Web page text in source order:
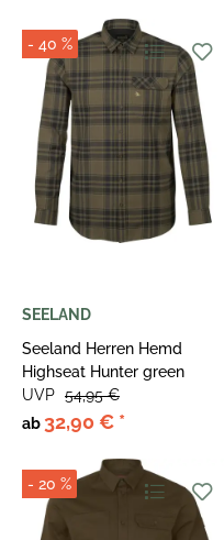
- 40 %
SEELAND
Seeland Herren Hemd
Highseat Hunter green
ab 32,90 € *
UVP 54,95 €
- 20 %